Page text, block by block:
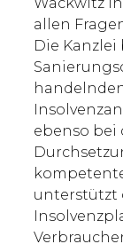
allen
Die Kanzlei
ebenso bei
unterstützt